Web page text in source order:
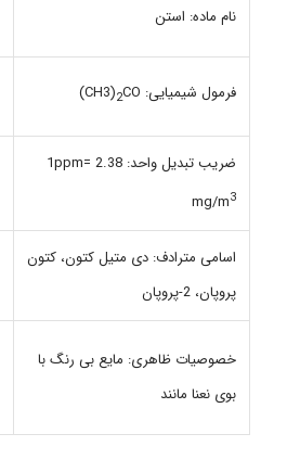
نام ماده: استن
فرمول شیمیایی: CH3) 2CO)
ضریب تبدیل واحد: 1ppm= 2.38
mg/m3
اسامی مترادف: دی متیل کتون، کتون
پروپان، 2-پروپان
خصوصیات ظاهری: مایع بی رنگ با
بوی نعنا مانند